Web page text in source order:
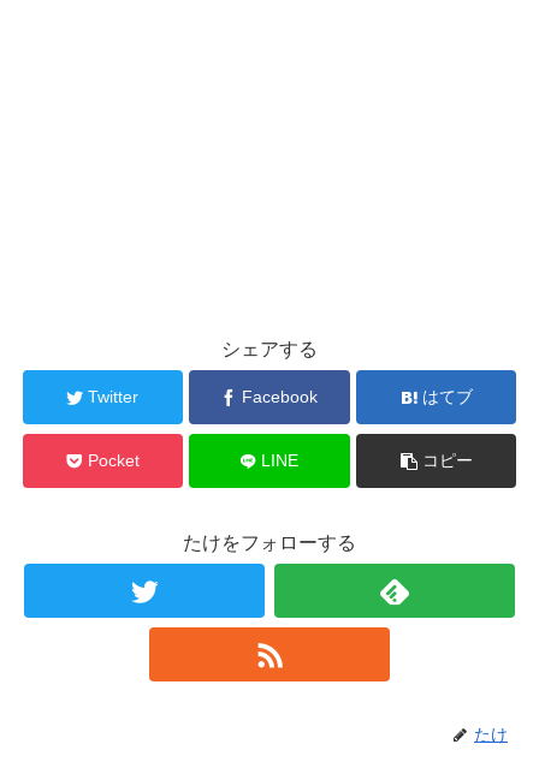
シェアする
Twitter Facebook はてブ
Pocket LINE コピー
たけをフォローする
たけ